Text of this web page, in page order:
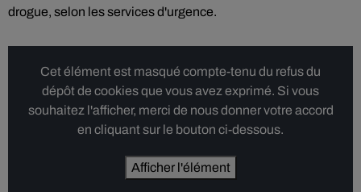
drogue, selon les services d'urgence.
Cet élément est masqué compte-tenu du refus du
dépôt de cookies que vous avez exprimé. Si vous
souhaitez l'afficher, merci de nous donner votre accord
en cliquant sur le bouton ci-dessous.
Afficher l'élément